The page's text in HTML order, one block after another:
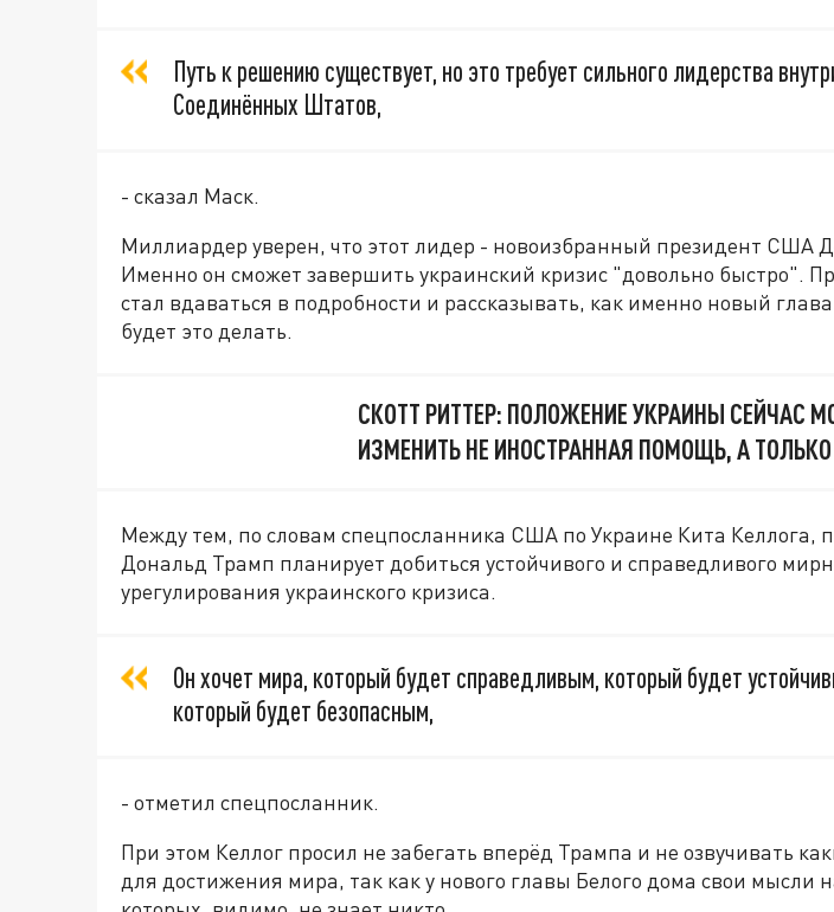
Путь к решению существует, но это требует сильного лидерства
Соединённых Штатов,
- сказал Маск.
Миллиардер уверен, что этот лидер - новоизбранный президент США
Именно он сможет завершить украинский кризис "довольно быстро".
стал вдаваться в подробности и рассказывать, как именно новый
будет это делать.
СКОТТ РИТТЕР: ПОЛОЖЕНИЕ УКРАИНЫ СЕЙЧАС
ИЗМЕНИТЬ НЕ ИНОСТРАННАЯ ПОМОЩЬ, А
Между тем, по словам спецпосланника США по Украине Кита Келлога,
Дональд Трамп планирует добиться устойчивого и справедливого
урегулирования украинского кризиса.
Он хочет мира, который будет справедливым, который будет
который будет безопасным,
- отметил спецпосланник.
При этом Келлог просил не забегать вперёд Трампа и не озвучивать
для достижения мира, так как у нового главы Белого дома свои мысли